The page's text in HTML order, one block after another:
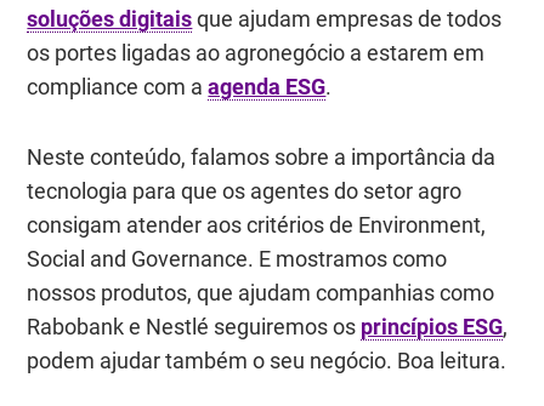
soluções digitaisque ajudam empresas de todos
os portes ligadas ao agronegócio a estarem em
compliance com aagenda ESG.
Neste conteúdo, falamos sobre a importância da
tecnologia para que os agentes do setor agro
consigam atender aos critérios de Environment,
Social and Governance. E mostramos como
nossos produtos, que ajudam companhias como
Rabobank e Nestlé seguiremos os princípios ESG,
podem ajudar também o seu negócio. Boa leitura.